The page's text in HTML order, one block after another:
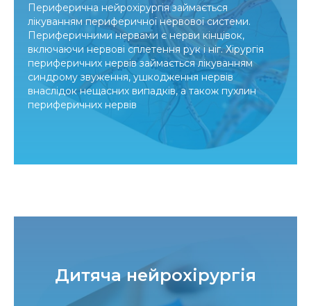
Периферична нейрохірургія займається
лікуванням периферичної нервової системи.
Периферичними нервами є нерви кінцівок,
включаючи нервові сплетення рук і ніг. Хірургія
периферичних нервів займається лікуванням
синдрому звуження, ушкодження нервів
внаслідок нещасних випадків, а також пухлин
периферичних нервів
Дитяча нейрохірургія